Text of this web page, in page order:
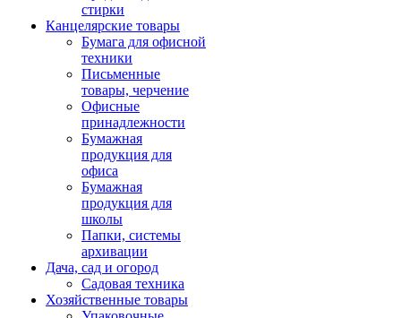
стирки
Канцелярские товары
Бумага для офисной
техники
Письменные
товары, черчение
Офисные
принадлежности
Бумажная
продукция для
офиса
Бумажная
продукция для
школы
Папки, системы
архивации
Дача, сад и огород
Садовая техника
Хозяйственные товары